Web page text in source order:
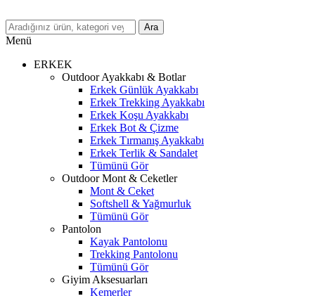
Ara
Menü
ERKEK
Outdoor Ayakkabı & Botlar
Erkek Günlük Ayakkabı
Erkek Trekking Ayakkabı
Erkek Koşu Ayakkabı
Erkek Bot & Çizme
Erkek Tırmanış Ayakkabı
Erkek Terlik & Sandalet
Tümünü Gör
Outdoor Mont & Ceketler
Mont & Ceket
Softshell & Yağmurluk
Tümünü Gör
Pantolon
Kayak Pantolonu
Trekking Pantolonu
Tümünü Gör
Giyim Aksesuarları
Kemerler